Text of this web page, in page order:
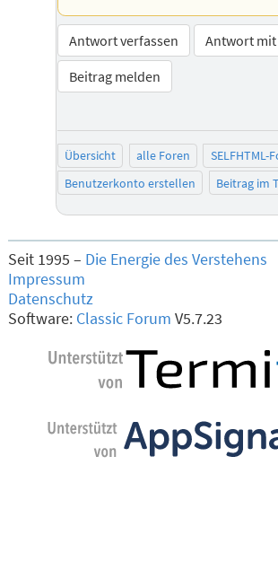
Antwort verfassen
Antwort
Beitrag melden
Übersicht alle Foren SELFHTML-
Benutzerkonto erstellen
Beitrag im
Seit 1995 – Die Energie des Verstehens
Impressum
Datenschutz
Software: Classic Forum V5.7.23